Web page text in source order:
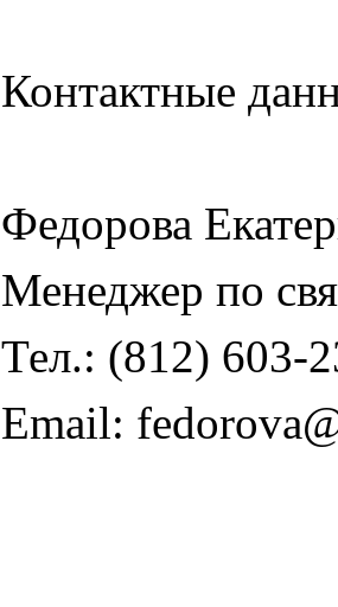
Контактные
Федорова
Менеджер по
Тел.: (812) 603-
Email: fedorova